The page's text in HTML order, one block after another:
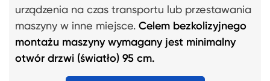
urządzenia na czas transportu lub przestawania
maszyny w inne miejsce. Celem bezkolizyjnego
montażu maszyny wymagany jest minimalny
otwór drzwi (światło) 95 cm.